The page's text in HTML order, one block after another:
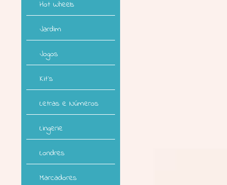
Hot Wheels
Jardim
Jogos
Kit`s
Letras e Números
Lingerie
Londres
Marcadores